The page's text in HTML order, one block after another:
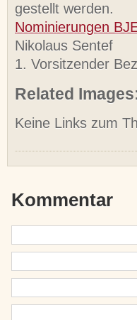
gestellt werden.
Nominierungen
Nikolaus Sentef
1. Vorsitzender
Related
Keine Links zum
Kommentar